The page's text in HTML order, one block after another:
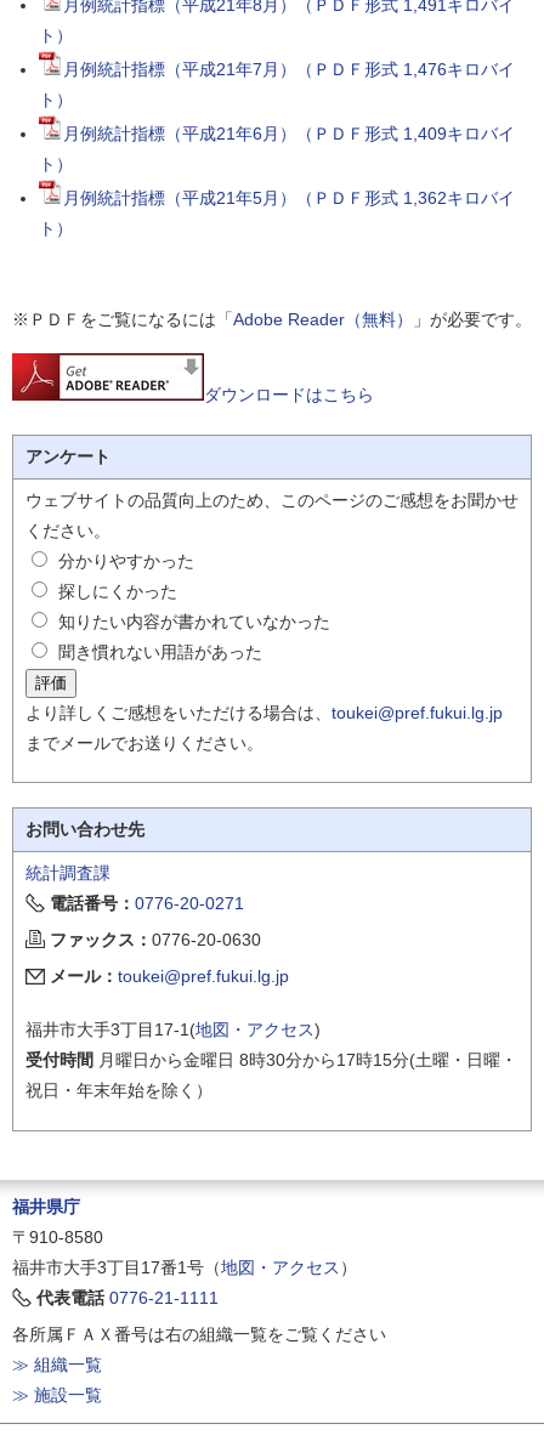
月例統計指標（平成21年8月）（ＰＤＦ形式 1,491キロバイ
ト）
月例統計指標（平成21年7月）（ＰＤＦ形式 1,476キロバイ
ト）
月例統計指標（平成21年6月）（ＰＤＦ形式 1,409キロバイ
ト）
月例統計指標（平成21年5月）（ＰＤＦ形式 1,362キロバイ
ト）
※ＰＤＦをご覧になるには「Adobe Reader（無料） 」が必要です。
ダウンロードはこちら
アンケート
ウェブサイトの品質向上のため、このページのご感想をお聞かせ
ください。
分かりやすかった
探しにくかった
知りたい内容が書かれていなかった
聞き慣れない用語があった
より詳しくご感想をいただける場合は、 toukei@pref.fukui.lg.jp
までメールでお送りください。
お問い合わせ先
統計調査課
電話番号： 0776-20-0271
ファックス： 0776-20-0630
メール： toukei@pref.fukui.lg.jp
福井市大手3丁目17-1(地図・アクセス)
受付時間 月曜日から金曜日 8時30分から17時15分(土曜・日曜・
祝日・年末年始を除く）
福井県庁
〒910-8580
福井市大手3丁目17番1号（地図・アクセス ）
代表電話 0776-21-1111
各所属ＦＡＸ番号は右の組織一覧をご覧ください
≫ 組織一覧
≫ 施設一覧